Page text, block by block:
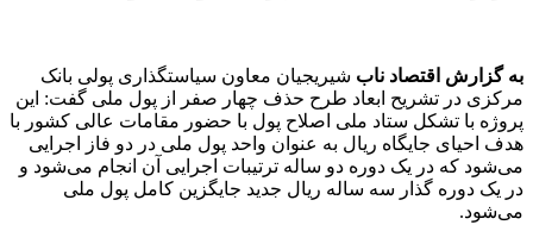
به گزارش اقتصاد ناب شیریجیان معاون سیاستگذاری پولی بانک
مرکزی در تشریح ابعاد طرح حذف چهار صفر از پول ملی گفت: این
پروژه با تشکل ستاد ملی اصلاح پول با حضور مقامات عالی کشور با
هدف احیای جایگاه ریال به عنوان واحد پول ملی در دو فاز اجرایی
می‌شود که در یک دوره دو ساله ترتیبات اجرایی آن انجام می‌شود و
در یک دوره گذار سه ساله ریال جدید جایگزین کامل پول ملی
می‌شود.